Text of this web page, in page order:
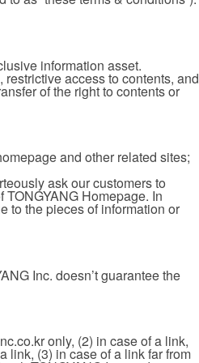
information asset.
access to contents, and
of the right to contents or
and other related sites;
ask our customers to
Homepage. In
to the pieces of information or
Inc. doesn’t guarantee the
only, (2) in case of a link,
link, (3) in case of a link far from